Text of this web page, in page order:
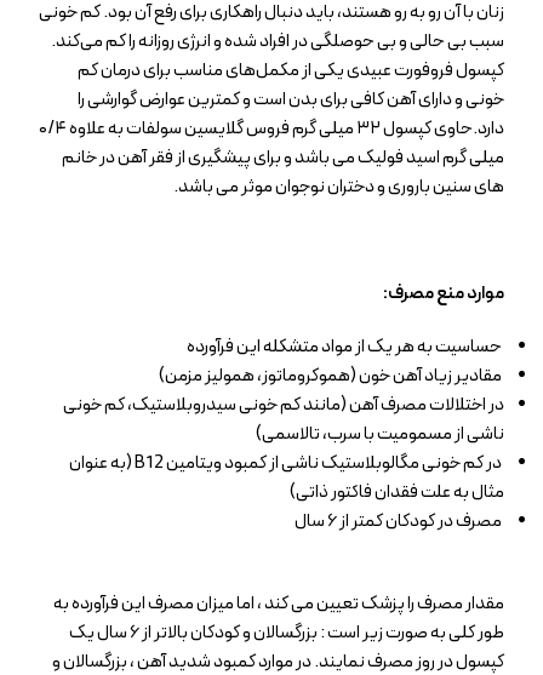
زنان با آن رو به رو هستند، باید دنبال راهکاری برای رفع آن بود. کم خونی
سبب بی حالی و بی حوصلگی در افراد شده و انرژی روزانه را کم می‌کند.
کپسول فروفورت عبیدی یکی از مکمل‌های مناسب برای درمان کم
خونی و دارای آهن کافی برای بدن است و کمترین عوارض گوارشی را
دارد.حاوی کپسول ۳۲ میلی گرم فروس گلایسین سولفات به علاوه ۰/۴
میلی گرم اسید فولیک می باشد و برای پیشگیری از فقر آهن در خانم
های سنین باروری و دختران نوجوان موثر می باشد.
موارد منع مصرف:
حساسیت به هر یک از مواد متشکله این فرآورده
مقادیر زیاد آهن خون (هموکروماتوز، همولیز مزمن)
در اختلالات مصرف آهن (مانند کم خونی سیدروبلاستیک، کم خونی
ناشی از مسمومیت با سرب، تالاسمی)
در کم خونی مگالوبلاستیک ناشی از کمبود ویتامین B12 (به عنوان
مثال به علت فقدان فاکتور ذاتی)
مصرف در کودکان کمتر از ۶ سال
مقدار مصرف را پزشک تعیین می کند ، اما میزان مصرف این فرآورده به
طور کلی به صورت زیر است : بزرگسالان و کودکان بالاتر از ۶ سال یک
کپسول در روز مصرف نمایند. در موارد کمبود شدید آهن ، بزرگسالان و